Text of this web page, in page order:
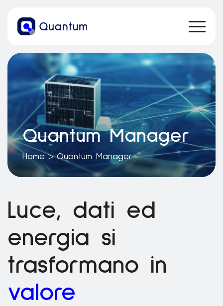
Quantum Manager
Home > Quantum Manager
Luce, dati ed
energia si
trasformano in
valore